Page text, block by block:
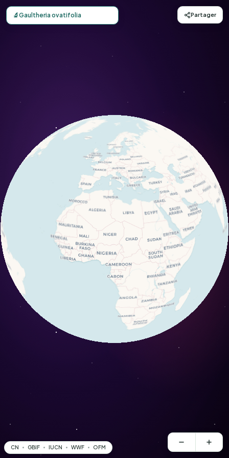
Carte d'observation du Gaultheria ovatifolia (Gaultheria
🔬Gaultheria ovatifolia Partager
CN GBIF IUCN WWF OFM